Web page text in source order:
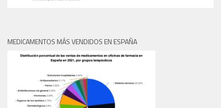
MEDICAMENTOS MÁS VENDIDOS EN ESPAÑA